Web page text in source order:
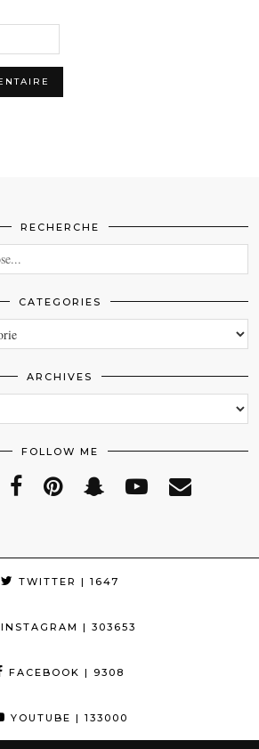
RECHERCHE
CATEGORIES
ARCHIVES
FOLLOW ME
TWITTER | 1647
INSTAGRAM | 303653
FACEBOOK | 9308
YOUTUBE | 133000